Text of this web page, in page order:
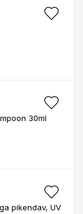
30ml
pikendav, UV